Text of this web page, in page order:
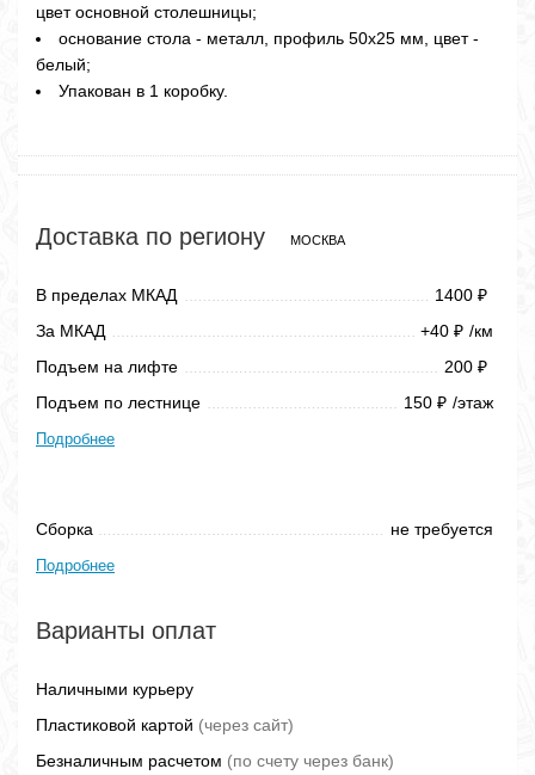
цвет основной столешницы;
основание стола - металл, профиль 50х25 мм, цвет -
белый;
Упакован в 1 коробку.
Доставка по региону МОСКВА
В пределах МКАД 1400 ₽
За МКАД +40 ₽ /км
Подъем на лифте
200 ₽
Подъем по лестнице 150 ₽ /этаж
Подробнее
Сборка не требуется
Подробнее
Варианты оплат
Наличными курьеру
Пластиковой картой (через сайт)
Безналичным расчетом (по счету через банк)